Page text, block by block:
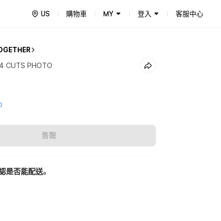
US 購物車 MY 登入 客服中心
CUTS PHOTO
售罄
是否能配送。